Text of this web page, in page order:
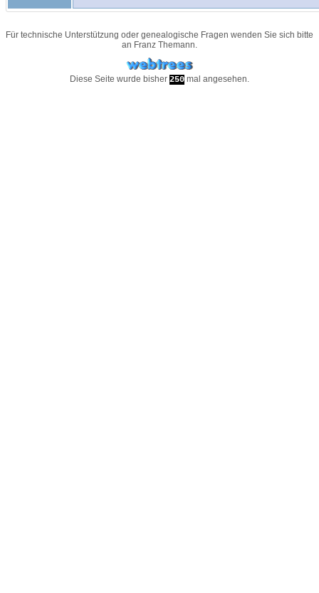
Für technische Unterstützung oder genealogische Fragen wenden Sie sich bitte
an Franz Themann.
Diese Seite wurde bisher 250 mal angesehen.